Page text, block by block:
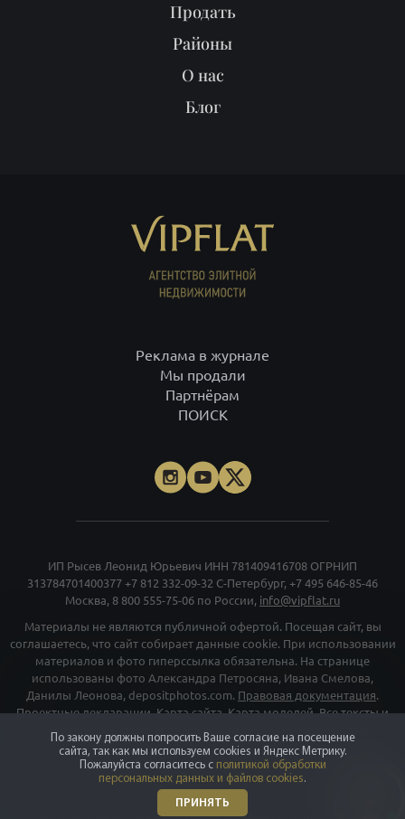
Продать
Районы
О нас
Блог
Реклама в журнале
Мы продали
Партнёрам
ПОИСК
ИП Рысев Леонид Юрьевич ИНН 781409416708 ОГРНИП
313784701400377 +7 812 332-09-32 С-Петербург, +7 495 646-85-46
Москва, 8 800 555-75-06 по России, info@vipflat.ru
Материалы не являются публичной офертой. Посещая сайт, вы
соглашаетесь, что сайт собирает данные cookie. При использовании
материалов и фото гиперссылка обязательна. На странице
использованы фото Александра Петросяна, Ивана Смелова,
Данилы Леонова, depositphotos.com. Правовая документация.
Проектные декларации.Карта сайта.Карта моделей. Все тексты и
превосходные степени отражают только мнение экспертов
команды VIPFLAT. Должности, указанные на сайте, используются в
информационных и маркетинговых целях. Для объектов в архиве
указаны последние цены, которые были в рекламе. Организация
«Мета», и принадлежащие ей компании «Facebook» и «Instagram»,
признаны экстремискими и их деятельность запрещена на
По закону должны попросить Ваше согласие на посещение
сайта, так как мы используем cookies и Яндекс Метрику.
Пожалуйста согласитесь с политикой обработки
персональных данных и файлов cookies.
ПРИНЯТЬ